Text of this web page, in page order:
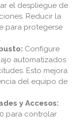
el despliegue de
Reducir la
para protegerse
Configure
automatizados
Esto mejora
del equipo de
y Accesos:
para controlar